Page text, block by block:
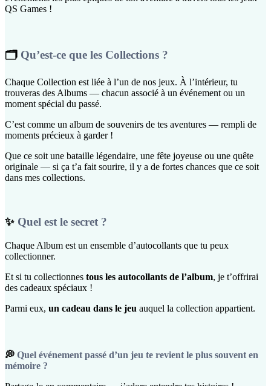
QS Games !
🗂️ Qu’est-ce que les Collections ?
Chaque Collection est liée à l’un de nos jeux. À l’intérieur, tu
trouveras des Albums — chacun associé à un événement ou un
moment spécial du passé.
C’est comme un album de souvenirs de tes aventures — rempli de
moments précieux à garder !
Que ce soit une bataille légendaire, une fête joyeuse ou une quête
originale — si ça t’a fait sourire, il y a de fortes chances que ce soit
dans mes collections.
✨ Quel est le secret ?
Chaque Album est un ensemble d’autocollants que tu peux
collectionner.
Et si tu collectionnes tous les autocollants de l’album, je t’offrirai
des cadeaux spéciaux !
Parmi eux, un cadeau dans le jeu auquel la collection appartient.
💭 Quel événement passé d’un jeu te revient le plus souvent en
mémoire ?